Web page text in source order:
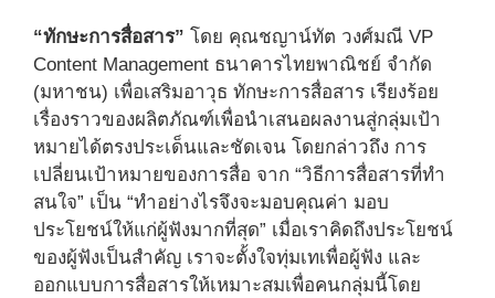
“ทักษะการสื่อสาร” โดย คุณชญาน์ทัต วงศ์มณี VP
Content Management ธนาคารไทยพาณิชย์ จำกัด
(มหาชน) เพื่อเสริมอาวุธ ทักษะการสื่อสาร เรียงร้อย
เรื่องราวของผลิตภัณฑ์เพื่อนำเสนอผลงานสู่กลุ่มเป้า
หมายได้ตรงประเด็นและชัดเจน โดยกล่าวถึง การ
เปลี่ยนเป้าหมายของการสื่อ จาก “วิธีการสื่อสารที่ทำ
สนใจ” เป็น “ทำอย่างไรจึงจะมอบคุณค่า มอบ
ประโยชน์ให้แก่ผู้ฟังมากที่สุด” เมื่อเราคิดถึงประโยชน์
ของผู้ฟังเป็นสำคัญ เราจะตั้งใจทุ่มเทเพื่อผู้ฟัง และ
ออกแบบการสื่อสารให้เหมาะสมเพื่อคนกลุ่มนี้โดย